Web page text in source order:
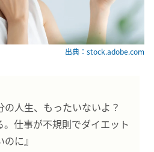
出典：stock.adobe.com
の人生、もったいないよ？
。仕事が不規則でダイエット
に』